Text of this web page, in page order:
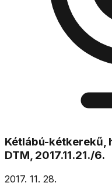
Kétlábú-kétkerekű,
DTM, 2017.11.21./6.
2017. 11. 28.